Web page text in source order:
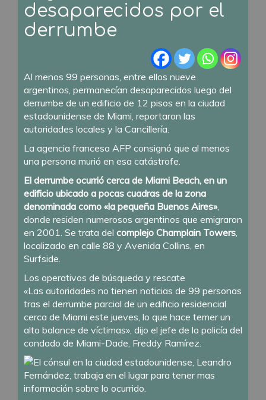
desaparecidos por el
derrumbe
Al menos 99 personas, entre ellos nueve
argentinos, permanecían desaparecidos luego del
derrumbe de un edificio de 12 pisos en la ciudad
estadounidense de Miami, reportaron las
autoridades locales y la Cancillería.
La agencia francesa AFP consignó que al menos
una persona murió en esa catástrofe.
El derrumbe ocurrió cerca de Miami Beach, en un
edificio ubicado a pocas cuadras de la zona
denominada como «la pequeña Buenos Aires»,
donde residen numerosos argentinos que emigraron
en 2001. Se trata del complejo Champlain Towers
localizado en calle 88 y Avenida Collins, en
Surfside.
Los operativos de búsqueda y rescate
«Las autoridades no tienen noticias de 99 personas
tras el derrumbe parcial de un edificio residencial
cerca de Miami este jueves, lo que hace temer un
alto balance de víctimas», dijo el jefe de la policía del
condado de Miami-Dade, Freddy Ramírez.